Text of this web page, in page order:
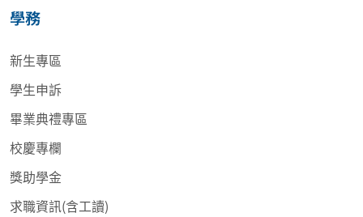
學務
新生專區
學生申訴
畢業典禮專區
校慶專欄
獎助學金
求職資訊(含工讀)